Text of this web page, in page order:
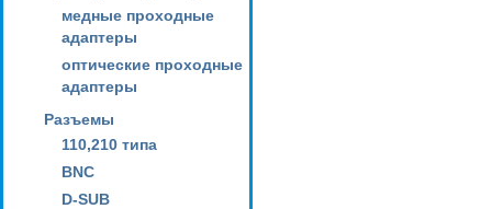
медные проходные
адаптеры
оптические проходные
адаптеры
Разъемы
110,210 типа
BNC
D-SUB